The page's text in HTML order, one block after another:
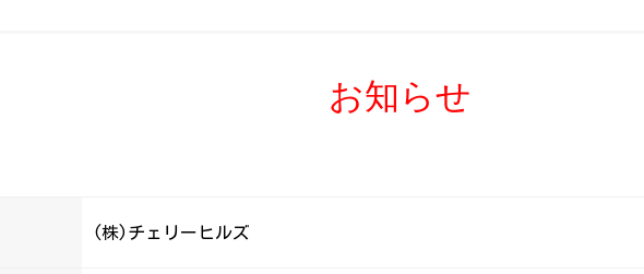
お知らせ
(株)チェリーヒルズ